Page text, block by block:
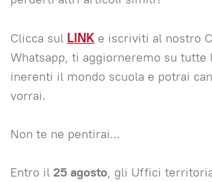
Clicca sul LINK e iscriviti al nostro
Whatsapp, ti aggiorneremo su tutte
inerenti il mondo scuola e potrai
vorrai.
Non te ne pentirai...
Entro il 25 agosto, gli Uffici